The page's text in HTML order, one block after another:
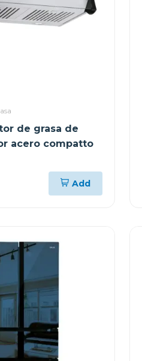
de grasa de
acero compatto
Add